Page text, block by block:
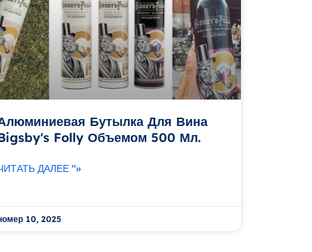
Бутылка Для Вина
Folly Объемом 500 Мл.
ДАЛЕЕ "»
10, 2025